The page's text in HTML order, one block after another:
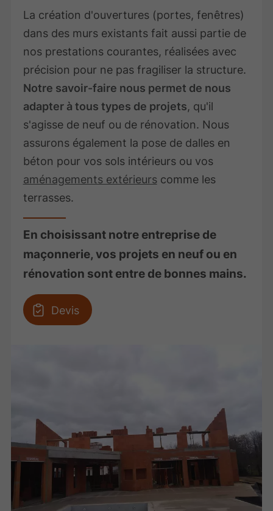
La création d'ouvertures (portes, fenêtres)
dans des murs existants fait aussi partie de
nos prestations courantes, réalisées avec
précision pour ne pas fragiliser la structure.
Notre savoir-faire nous permet de nous
adapter à tous types de projets, qu'il
s'agisse de neuf ou de rénovation. Nous
assurons également la pose de dalles en
béton pour vos sols intérieurs ou vos
aménagements extérieurscomme les
terrasses.
En choisissant notre entreprise de
maçonnerie, vos projets en neuf ou en
rénovation sont entre de bonnes mains.
Devis